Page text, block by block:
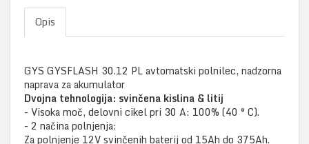
Opis
GYS GYSFLASH 30.12 PL avtomatski polnilec, nadzorna
naprava za akumulator
Dvojna tehnologija: svinčena kislina & litij
- Visoka moč, delovni cikel pri 30 A: 100% (40 ° C).
- 2 načina polnjenja:
Za polnjenje 12V svinčenih baterij od 15Ah do 375Ah.